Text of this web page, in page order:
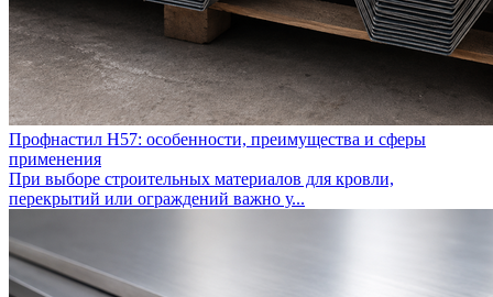
Профнастил Н57: особенности, преимущества и сферы
применения
При выборе строительных материалов для кровли,
перекрытий или ограждений важно у...